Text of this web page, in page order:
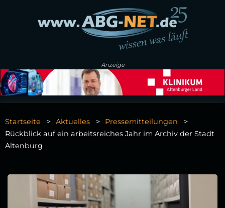
Anzeige
Startseite Aktuelles
Pressemitteilungen
Rückblick auf ein arbeitsreiches Jahr im Archiv der Stadt
Altenburg